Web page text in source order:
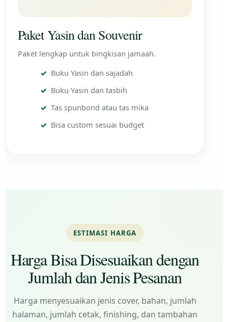
Paket Yasin dan Souvenir
Paket lengkap untuk bingkisan jamaah.
Buku Yasin dan sajadah
Buku Yasin dan tasbih
Tas spunbond atau tas mika
Bisa custom sesuai budget
ESTIMASI HARGA
Harga Bisa Disesuaikan dengan
Jumlah dan Jenis Pesanan
Harga menyesuaikan jenis cover, bahan, jumlah
halaman, jumlah cetak, finishing, dan tambahan